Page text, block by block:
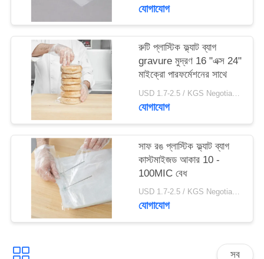
যোগাযোগ
রুটি প্লাস্টিক ফ্ল্যাট ব্যাগ
gravure মুদ্রণ 16 "এক্স 24"
মাইক্রো পারফর্মেশনের সাথে
USD 1.7-2.5 / KGS Negotiable MOQ:1000KGS
যোগাযোগ
সাফ রঙ প্লাস্টিক ফ্ল্যাট ব্যাগ
কাস্টমাইজড আকার 10 -
100MIC বেধ
USD 1.7-2.5 / KGS Negotiable MOQ:1000KGS
যোগাযোগ
সব